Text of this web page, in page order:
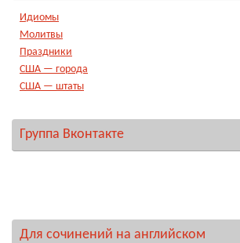
Идиомы
Молитвы
Праздники
США — города
США — штаты
Группа Вконтакте
Для сочинений на английском